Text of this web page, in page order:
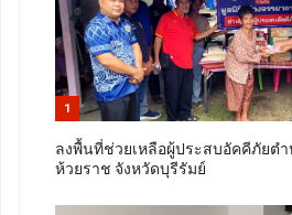
1
ลงพื้นที่ช่วยเหลือผู้ประสบอัคคีภัยตำ
ห้วยราช จังหวัดบุรีรัมย์